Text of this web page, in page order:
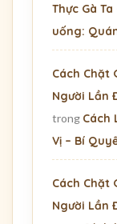
Thực Gà
uống:
Cách Chặt
Người Lần
trong Cách
Vị – Bí
Cách Chặt
Người Lần